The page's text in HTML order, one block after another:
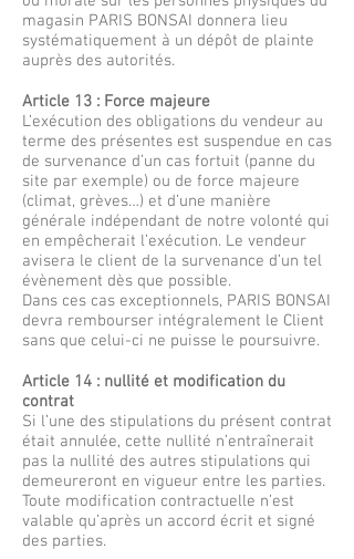
magasin PARIS BONSAI donnera lieu
systématiquement à un dépôt de plainte
auprès des autorités.
Article 13 : Force majeure
L’exécution des obligations du vendeur au
terme des présentes est suspendue en cas
de survenance d’un cas fortuit (panne du
site par exemple) ou de force majeure
(climat, grèves…) et d’une manière
générale indépendant de notre volonté qui
en empêcherait l’exécution. Le vendeur
avisera le client de la survenance d’un tel
évènement dès que possible.
Dans ces cas exceptionnels, PARIS BONSAI
devra rembourser intégralement le Client
sans que celui-ci ne puisse le poursuivre.
Article 14 : nullité et modification du
contrat
Si l’une des stipulations du présent contrat
était annulée, cette nullité n’entraînerait
pas la nullité des autres stipulations qui
demeureront en vigueur entre les parties.
Toute modification contractuelle n’est
valable qu’après un accord écrit et signé
des parties.